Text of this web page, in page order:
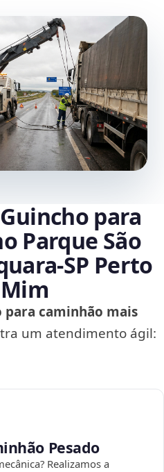
para
Parque São
Perto
para caminhão mais
um atendimento ágil:
Pesado
Realizamos a